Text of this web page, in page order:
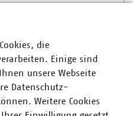
wir die Wasserwende
in
die
Einige sind
unsere Webseite
Datenschutz-
Weitere Cookies